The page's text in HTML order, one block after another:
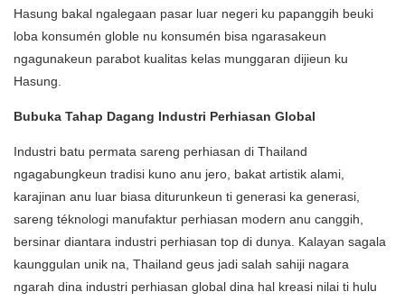
Hasung bakal ngalegaan pasar luar negeri ku papanggih beuki
loba konsumén globle nu konsumén bisa ngarasakeun
ngagunakeun parabot kualitas kelas munggaran dijieun ku
Hasung.
Bubuka Tahap Dagang Industri Perhiasan Global
Industri batu permata sareng perhiasan di Thailand
ngagabungkeun tradisi kuno anu jero, bakat artistik alami,
karajinan anu luar biasa diturunkeun ti generasi ka generasi,
sareng téknologi manufaktur perhiasan modern anu canggih,
bersinar diantara industri perhiasan top di dunya. Kalayan sagala
kaunggulan unik na, Thailand geus jadi salah sahiji nagara
ngarah dina industri perhiasan global dina hal kreasi nilai ti hulu